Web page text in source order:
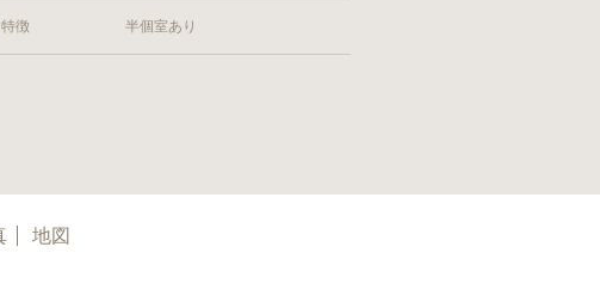
特徴 半個室あり
地図